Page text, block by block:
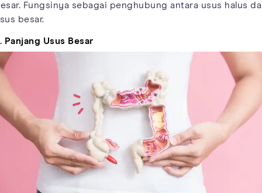
Fungsinya sebagai penghubung antara usus halus
besar.
Panjang Usus Besar